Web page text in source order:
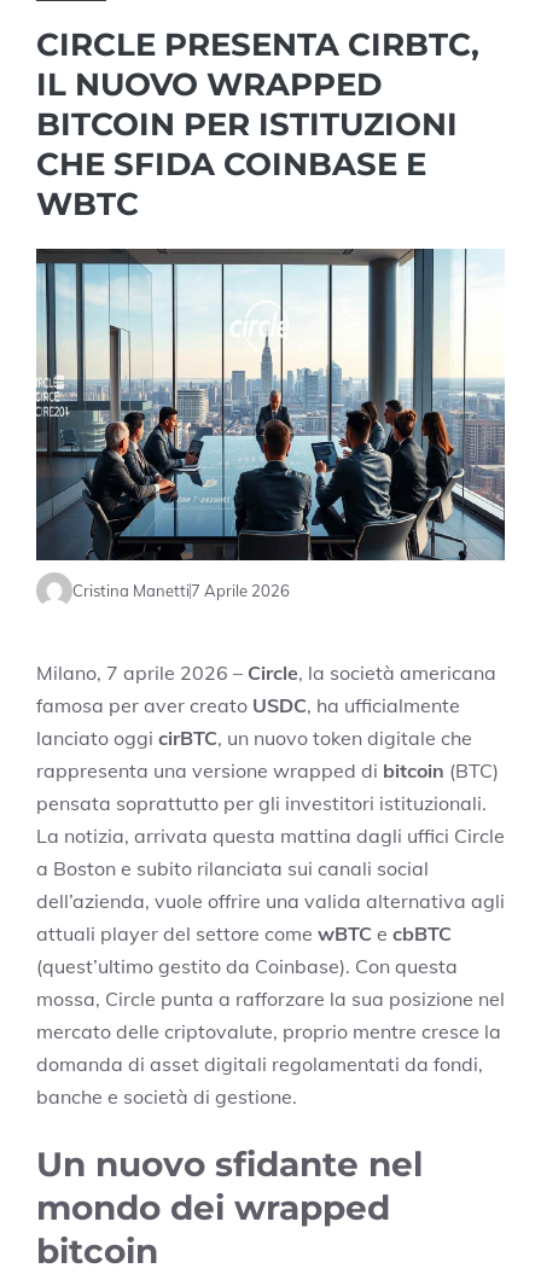
CIRCLE PRESENTA CIRBTC,
IL NUOVO WRAPPED
BITCOIN PER ISTITUZIONI
CHE SFIDA COINBASE E
WBTC
Cristina Manetti7 Aprile 2026
Milano, 7 aprile 2026 – Circle, la società americana
famosa per aver creato USDC, ha ufficialmente
lanciato oggi cirBTC, un nuovo token digitale che
rappresenta una versione wrapped di bitcoin (BTC)
pensata soprattutto per gli investitori istituzionali.
La notizia, arrivata questa mattina dagli uffici Circle
a Boston e subito rilanciata sui canali social
dell’azienda, vuole offrire una valida alternativa agli
attuali player del settore come wBTC e cbBTC
(quest’ultimo gestito da Coinbase). Con questa
mossa, Circle punta a rafforzare la sua posizione nel
mercato delle criptovalute, proprio mentre cresce la
domanda di asset digitali regolamentati da fondi,
banche e società di gestione.
Un nuovo sfidante nel
mondo dei wrapped
bitcoin